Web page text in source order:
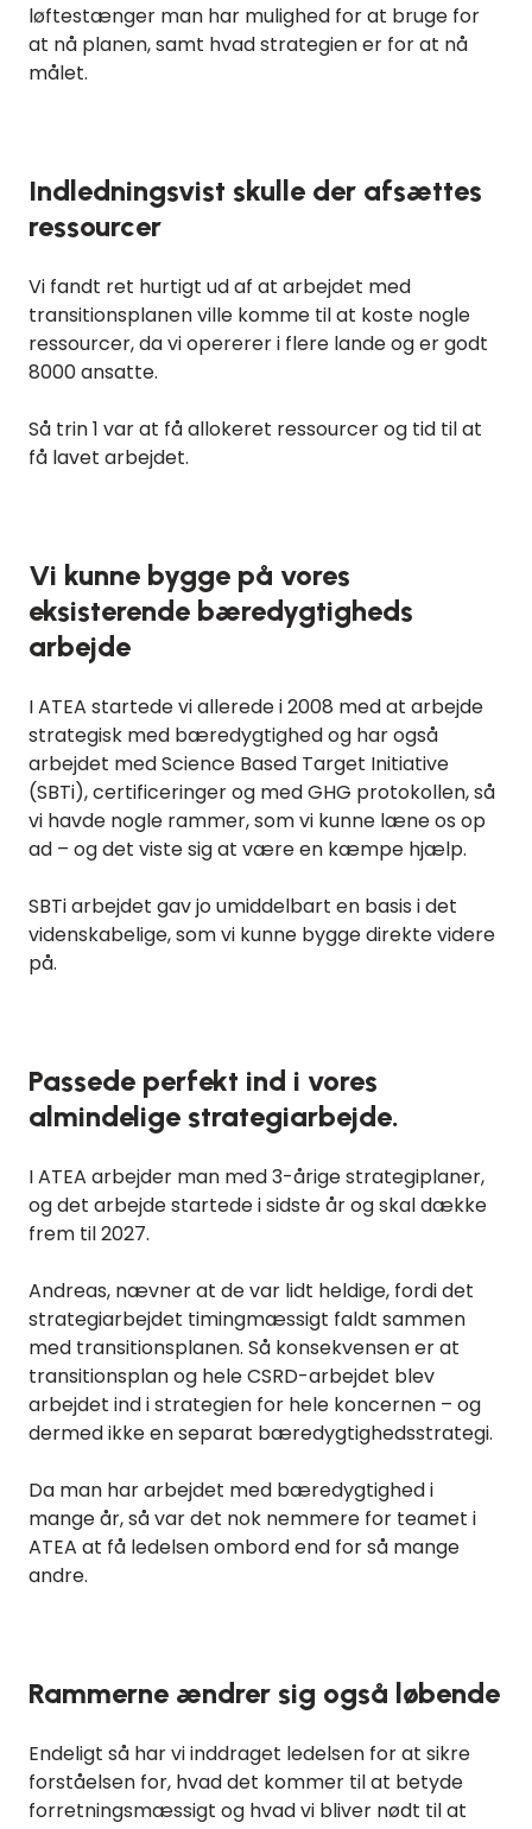
løftestænger man har mulighed for at bruge for
at nå planen, samt hvad strategien er for at nå
målet.
Indledningsvist skulle der afsættes
ressourcer
Vi fandt ret hurtigt ud af at arbejdet med
transitionsplanen ville komme til at koste nogle
ressourcer, da vi opererer i flere lande og er godt
8000 ansatte.
Så trin 1 var at få allokeret ressourcer og tid til at
få lavet arbejdet.
Vi kunne bygge på vores
eksisterende bæredygtigheds
arbejde
I ATEA startede vi allerede i 2008 med at arbejde
strategisk med bæredygtighed og har også
arbejdet med Science Based Target Initiative
(SBTi), certificeringer og med GHG protokollen, så
vi havde nogle rammer, som vi kunne læne os op
ad – og det viste sig at være en kæmpe hjælp.
SBTi arbejdet gav jo umiddelbart en basis i det
videnskabelige, som vi kunne bygge direkte videre
på.
Passede perfekt ind i vores
almindelige strategiarbejde.
I ATEA arbejder man med 3-årige strategiplaner,
og det arbejde startede i sidste år og skal dække
frem til 2027.
Andreas, nævner at de var lidt heldige, fordi det
strategiarbejdet timingmæssigt faldt sammen
med transitionsplanen. Så konsekvensen er at
transitionsplan og hele CSRD-arbejdet blev
arbejdet ind i strategien for hele koncernen – og
dermed ikke en separat bæredygtighedsstrategi.
Da man har arbejdet med bæredygtighed i
mange år, så var det nok nemmere for teamet i
ATEA at få ledelsen ombord end for så mange
andre.
Rammerne ændrer sig også løbende
Endeligt så har vi inddraget ledelsen for at sikre
forståelsen for, hvad det kommer til at betyde
forretningsmæssigt og hvad vi bliver nødt til at